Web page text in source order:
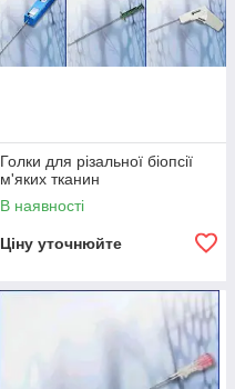
Голки для різальної біопсії
м'яких тканин
В наявності
Ціну уточнюйте